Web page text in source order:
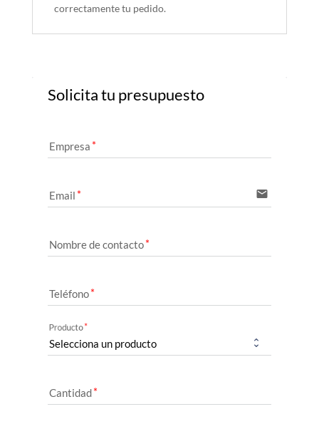
correctamente tu pedido.
Solicita tu presupuesto
Empresa
Email email
Nombre de contacto
Teléfono
Producto
Cantidad